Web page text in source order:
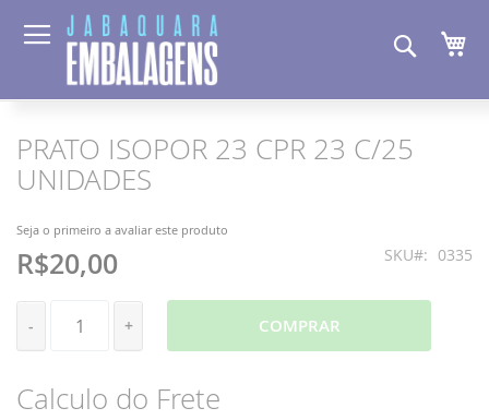
PRATO ISOPOR 23 CPR 23 C/25
UNIDADES
Seja o primeiro a avaliar este produto
R$20,00 SKU 0335
- + COMPRAR
Calculo do Frete
Pular
para
o
da
Galeria
de
imagens
Saltar
para
o
da
Galeria
de
imagens